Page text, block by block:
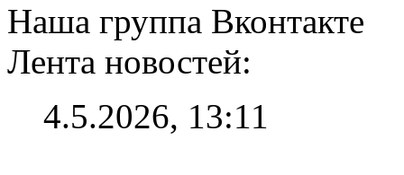
Наша группа Вконтакте
Лента новостей:
4.5.2026, 13:11